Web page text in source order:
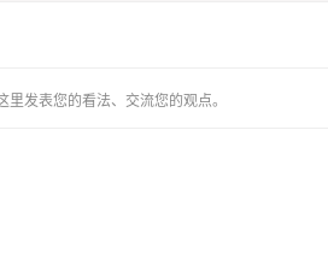
发表您的看法、交流您的观点。